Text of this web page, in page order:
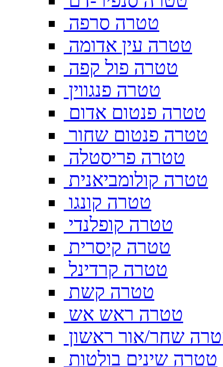
טטרה סרפה
טטרה עין אדומה
טטרה פול קפה
טטרה פנגווין
טטרה פנטום אדום
טטרה פנטום שחור
טטרה פריסטלה
טטרה קולומביאנית
טטרה קונגו
טטרה קופלנדי
טטרה קיסרית
טטרה קרדינל
טטרה קשת
טטרה ראש אש
שחר/אור ראשון
טטרה שינים בולטות